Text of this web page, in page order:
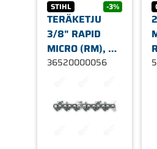
STIHL -3%
TERÄKETJU
3/8" RAPID
MICRO (RM), 56
LENKKIÄ 1,6MM
36520000056